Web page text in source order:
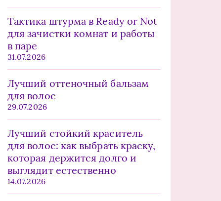
Тактика штурма в Ready or Not
для зачистки комнат и работы
в паре
31.07.2026
Лучший оттеночный бальзам
для волос
29.07.2026
Лучший стойкий краситель
для волос: как выбрать краску,
которая держится долго и
выглядит естественно
14.07.2026